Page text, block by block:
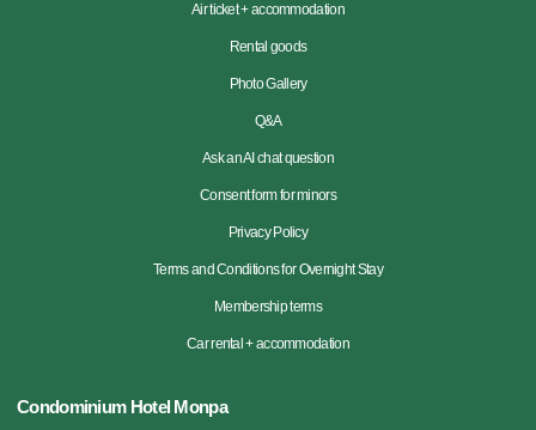
Air ticket + accommodation
Rental goods
Photo Gallery
Q&A
Ask an AI chat question
Consent form for minors
Privacy Policy
Terms and Conditions for Overnight Stay
Membership terms
Car rental + accommodation
Condominium Hotel Monpa